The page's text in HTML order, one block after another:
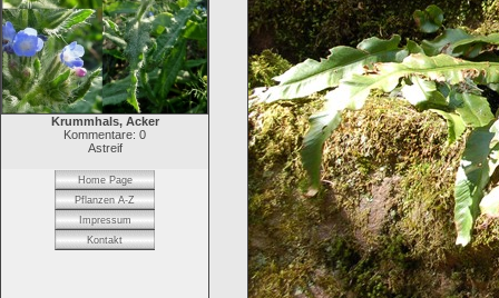
Krummhals, Acker
Kommentare: 0
Astreif
Home Page
Pflanzen A-Z
Impressum
Kontakt